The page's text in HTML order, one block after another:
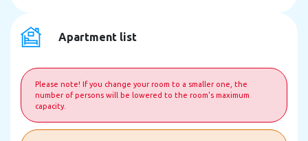
Apartment list
Please note! If you change your room to a smaller one, the
number of persons will be lowered to the room's maximum
capacity.